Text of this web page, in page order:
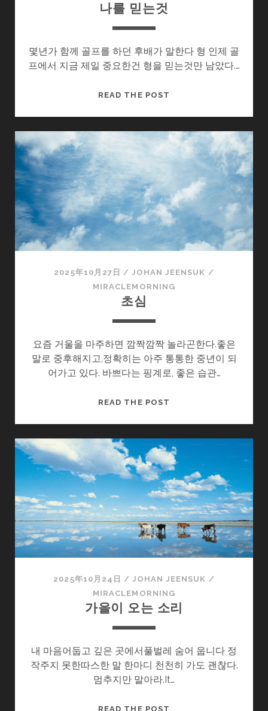
나를 믿는것
몇년가 함께 골프를 하던 후배가 말한다 형 인제 골
프에서 지금 제일 중요한건 형을 믿는것만 남았다.…
READ THE POST
는
2025年10月27日 / JOHAN JEENSUK /
MIRACLEMORNING
초심
요즘 거울을 마주하면 깜짝깜짝 놀라곤한다.좋은
말로 중후해지고,정확히는 아주 통통한 중년이 되
어가고 있다. 바쁘다는 핑계로, 좋은 습관…
READ THE POST
2025年10月24日 / JOHAN JEENSUK /
MIRACLEMORNING
가을이 오는 소리
내 마음어둡고 깊은 곳에서풀벌레 숨어 웁니다 정
작주지 못한따스한 말 한마디 천천히 가도 괜찮다.
멈추지만 말아라.It…
READ THE POST